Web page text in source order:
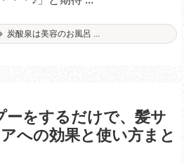
炭酸泉は美容のお風呂 ...
ーをするだけで、髪サ
への効果と使い方まと